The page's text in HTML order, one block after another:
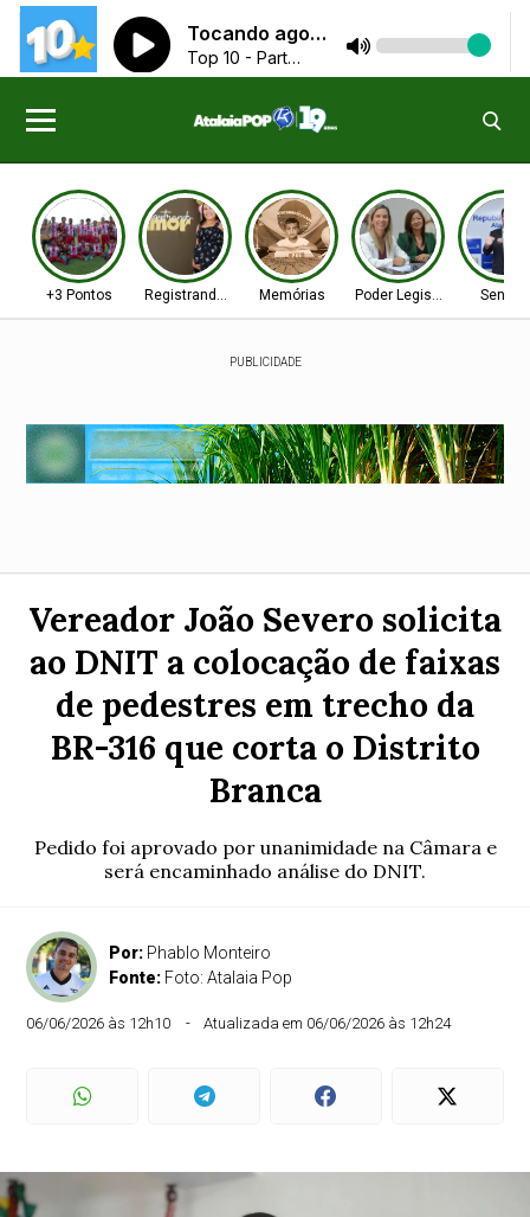
+3 Pontos Registrando Amor!Memórias Poder Legislativo Senado
PUBLICIDADE
Vereador João Severo solicita
ao DNIT a colocação de faixas
de pedestres em trecho da
BR-316 que corta o Distrito
Branca
Pedido foi aprovado por unanimidade na Câmara e
será encaminhado análise do DNIT.
Por: Phablo Monteiro
Fonte: Foto: Atalaia Pop
06/06/2026 às 12h10 Atualizada em 06/06/2026 às 12h24